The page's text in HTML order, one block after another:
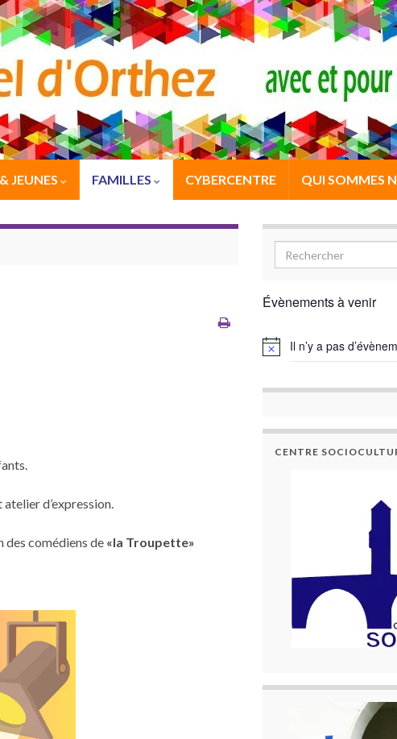
JEUNES FAMILLES CYBERCENTRE QUI SOMMES
d’expression.
des comédiens de «la Troupette»
Évènements à venir
Il n’y a pas
CENTRE